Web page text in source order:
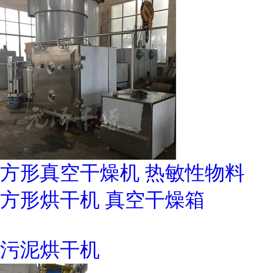
方形真空干燥机 热敏性物料
方形烘干机 真空干燥箱
污泥烘干机